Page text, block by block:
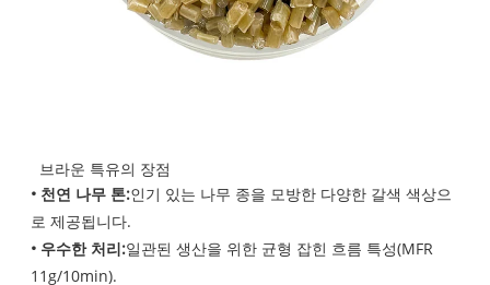
브라운 특유의 장점
• 천연 나무 톤:인기 있는 나무 종을 모방한 다양한 갈색 색상으
로 제공됩니다.
• 우수한 처리:일관된 생산을 위한 균형 잡힌 흐름 특성(MFR
11g/10min).